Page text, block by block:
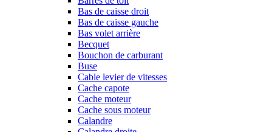
Bas de caisse droit
Bas de caisse gauche
Bas volet arrière
Becquet
Bouchon de carburant
Buse
Cable levier de vitesses
Cache capote
Cache moteur
Cache sous moteur
Calandre